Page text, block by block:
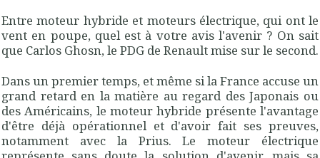
Entre moteur hybride et moteurs électrique, qui ont le
vent en poupe, quel est à votre avis l'avenir ? On sait
que Carlos Ghosn, le PDG de Renault mise sur le second.
Dans un premier temps, et même si la France accuse un
grand retard en la matière au regard des Japonais ou
des Américains, le moteur hybride présente l'avantage
d'être déjà opérationnel et d'avoir fait ses preuves,
notamment avec la Prius. Le moteur électrique